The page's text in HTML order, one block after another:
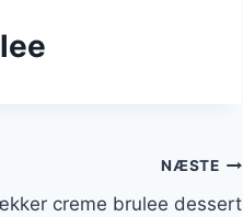
NÆSTE
creme brulee dessert